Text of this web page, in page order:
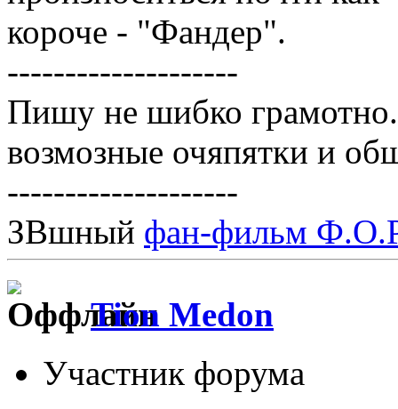
короче - "Фандер".
--------------------
Пишу не шибко
возмозные очяпятки и
--------------------
ЗВшный фан-фильм
Tion Medon
Участник форума